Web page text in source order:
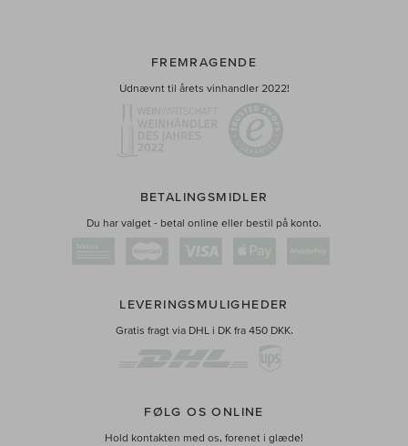
FREMRAGENDE
Udnævnt til årets vinhandler 2022!
BETALINGSMIDLER
Du har valget - betal online eller bestil på konto.
LEVERINGSMULIGHEDER
Gratis fragt via DHL i DK fra 450 DKK.
FØLG OS ONLINE
Hold kontakten med os, forenet i glæde!